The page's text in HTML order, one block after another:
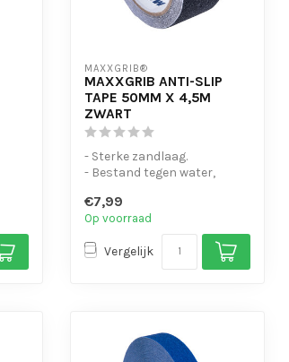
MAXXGRIB®
MAXXGRIB ANTI-SLIP
TAPE 50MM X 4,5M
ZWART
- Sterke zandlaag.
- Bestand tegen water,
- Is eenvo...
€7,99
Op voorraad
Vergelijk